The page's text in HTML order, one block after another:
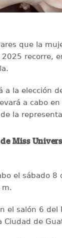
que la
recorre,
a la elección
a cabo
la
Miss
el sábado 8
m.
el salón 6 del
Ciudad de